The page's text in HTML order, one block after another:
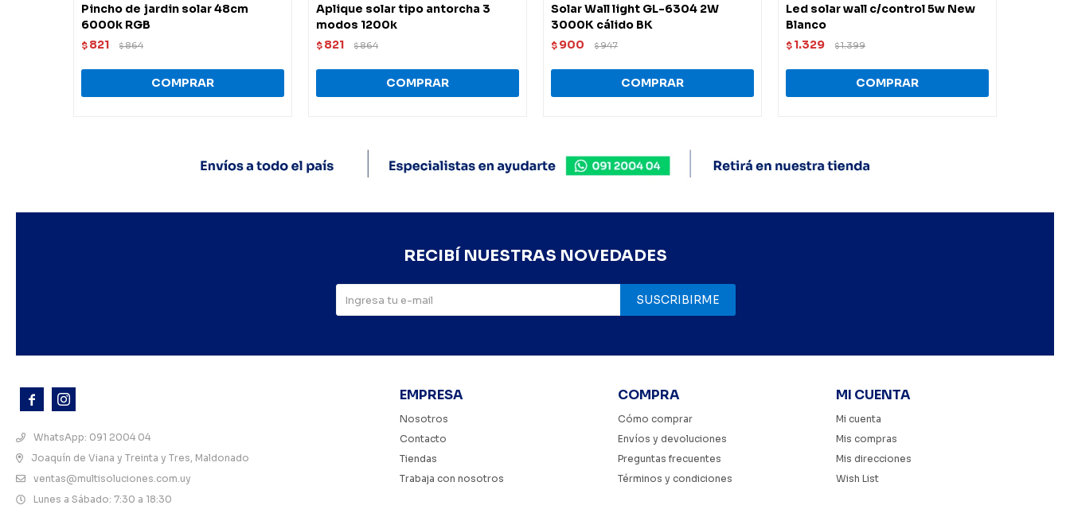
Pincho de jardin solar 48cm
6000k RGB
$ 821 $864
Aplique solar tipo antorcha 3
modos 1200k
$ 821 $864
Solar Wall light GL-6304 2W
3000K cálido BK
$ 900 $947
Led solar wall c/control 5w New
Blanco
$ 1.329 $1.399
 
WhatsApp: 091 2004 04
Joaquín de Viana y Treinta y Tres, Maldonado
ventas@multisoluciones.com.uy
Lunes a Sábado: 7:30 a 18:30
EMPRESA
Nosotros
Contacto
Tiendas
Trabaja con nosotros
COMPRA
Cómo comprar
Envíos y devoluciones
Preguntas frecuentes
Términos y condiciones
MI CUENTA
Mi cuenta
Mis compras
Mis direcciones
Wish List
RECIBÍ NUESTRAS NOVEDADES
SUSCRIBIRME